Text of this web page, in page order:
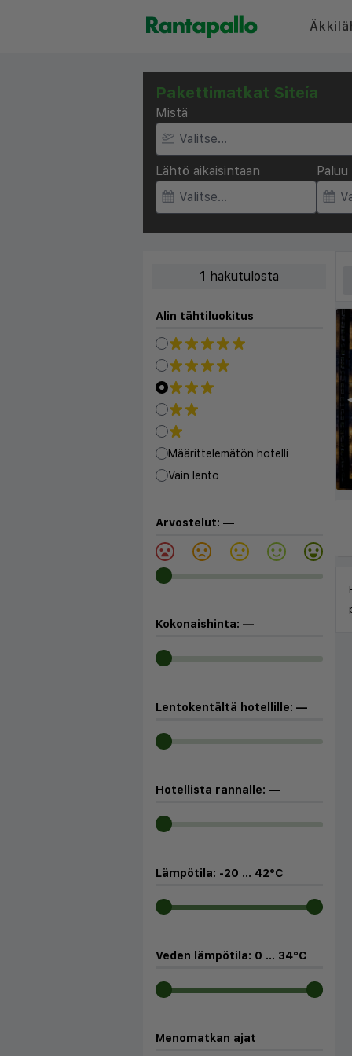
Pakettimatkat Siteía
Mistä
Lähtö aikaisintaan
1 hakutulosta
Alin tähtiluokitus
Määrittelemätön hotelli
Vain lento
Arvostelut: —
Kokonaishinta: —
Lentokentältä hotellille: —
Hotellista rannalle: —
Lämpötila: -20 ... 42°C
Veden lämpötila: 0 ... 34°C
Menomatkan ajat